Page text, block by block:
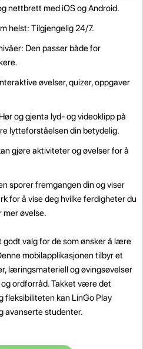
nettbrett med iOS og Android.
helst: Tilgjengelig 24/7.
Den passer både for
øvelser, quizer, oppgaver
og gjenta lyd- og videoklipp på
lytteforståelsen din betydelig.
gjøre aktiviteter og øvelser for å
sporer fremgangen din og viser
for å vise deg hvilke ferdigheter du
mer øvelse.
godt valg for de som ønsker å lære
mobilapplikasjonen tilbyr et
læringsmateriell og øvingsøvelser
ordforråd. Takket være det
fleksibiliteten kan LinGo Play
avanserte studenter.